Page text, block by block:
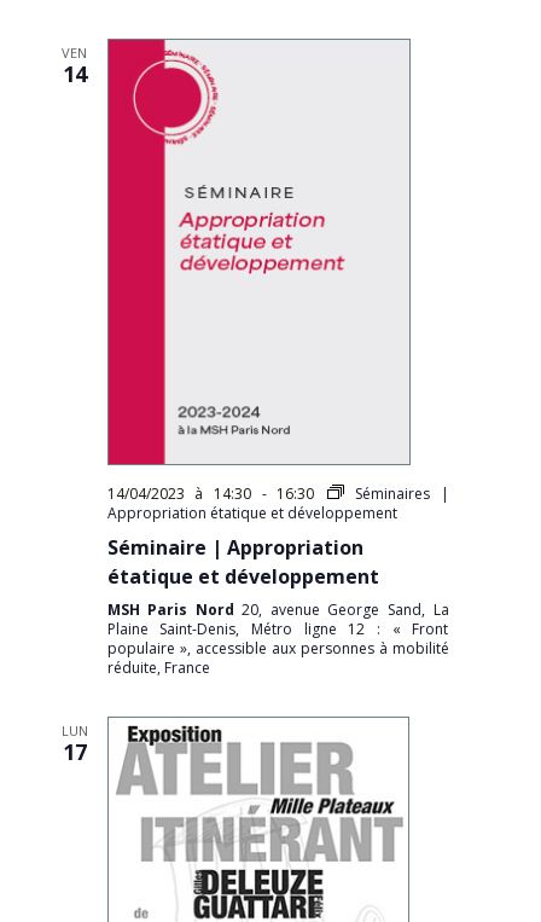
VEN
14
14/04/2023 à 14:30- 16:30
Séminaires |
Appropriation étatique et développement
Séminaire | Appropriation
étatique et développement
MSH Paris Nord20, avenue George Sand, La
Plaine Saint-Denis, Métro ligne 12 : « Front
populaire », accessible aux personnes à mobilité
réduite, France
LUN
17